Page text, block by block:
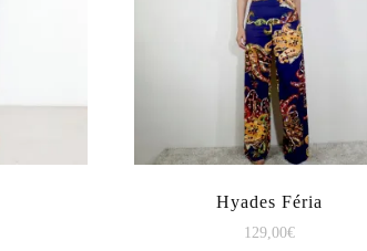
Hyades Féria
129,00€